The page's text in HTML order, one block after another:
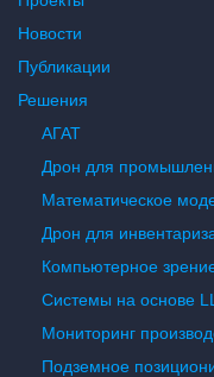
Новости
Публикации
Решения
АГАТ
Дрон для
Математическое
Дрон для
Компьютерное
Системы на основе
Мониторинг
Подземное